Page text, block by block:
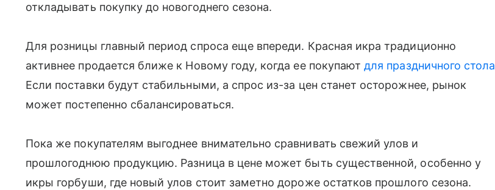
откладывать покупку до новогоднего сезона.
Для розницы главный период спроса еще впереди. Красная икра традиционно
активнее продается ближе к Новому году, когда ее покупаютдля праздничного стола
Если поставки будут стабильными, а спрос из-за цен станет осторожнее, рынок
может постепенно сбалансироваться.
Пока же покупателям выгоднее внимательно сравнивать свежий улов и
прошлогоднюю продукцию. Разница в цене может быть существенной, особенно у
икры горбуши, где новый улов стоит заметно дороже остатков прошлого сезона.